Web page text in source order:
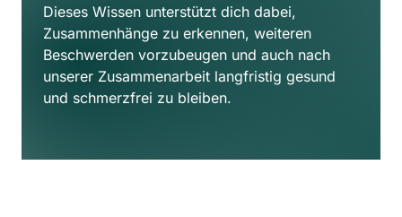
Dieses Wissen unterstützt dich dabei,
Zusammenhänge zu erkennen, weiteren
Beschwerden vorzubeugen und auch nach
unserer Zusammenarbeit langfristig gesund
und schmerzfrei zu bleiben.